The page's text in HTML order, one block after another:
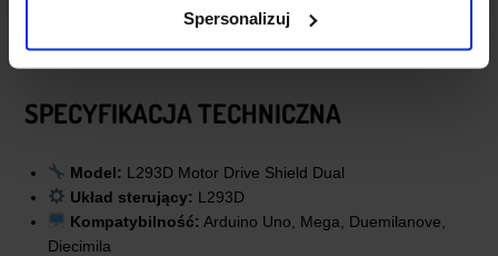
Spersonalizuj
SPECYFIKACJA TECHNICZNA
Model: L293D Motor Drive Shield Dual
Układ sterujący: L293D
Kompatybilność: Arduino Uno, Mega, Duemilanove,
Diecimila